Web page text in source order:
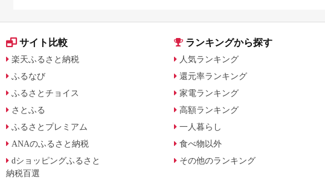
サイト比較
楽天ふるさと納税
ふるなび
ふるさとチョイス
さとふる
ふるさとプレミアム
ANAのふるさと納税
dショッピングふるさと
納税百選
ランキングから探す
人気ランキング
還元率ランキング
家電ランキング
高額ランキング
一人暮らし
食べ物以外
その他のランキング